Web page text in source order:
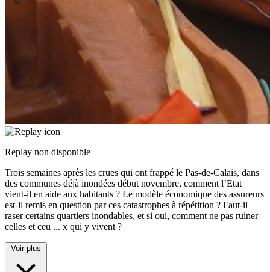
Replay non disponible
Trois semaines après les crues qui ont frappé le Pas-de-Calais, dans
des communes déjà inondées début novembre, comment l’Etat
vient-il en aide aux habitants ? Le modèle économique des assureurs
est-il remis en question par ces catastrophes à répétition ? Faut-il
raser certains quartiers inondables, et si oui, comment ne pas ruiner
celles et ceu ... x qui y vivent ?
Voir plus